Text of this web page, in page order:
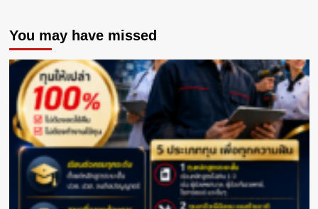
You may have missed